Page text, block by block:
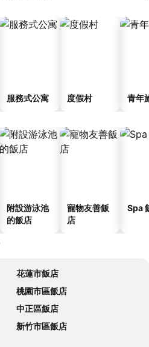
服務式公寓 度假村 青年
附設游泳池
的飯店
寵物友善飯
店
Spa
花蓮市飯店
桃園市區飯店
中正區飯店
新竹市區飯店